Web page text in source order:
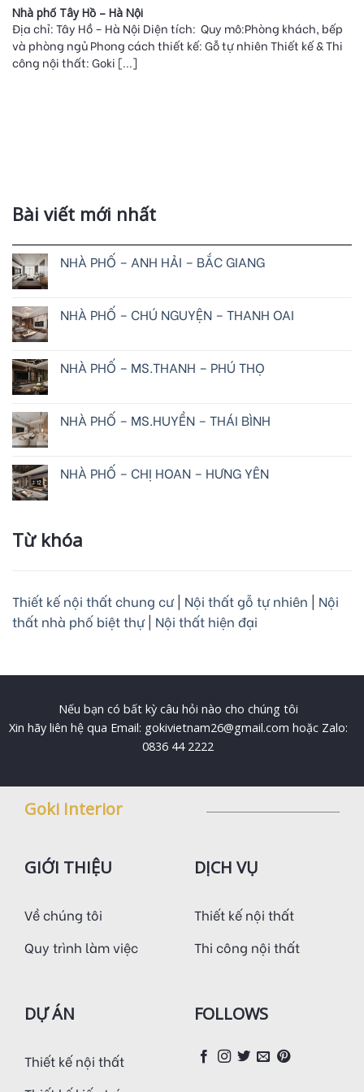
Nhà phố Tây Hồ – Hà Nội
Địa chỉ: Tây Hồ – Hà Nội Diện tích: Quy mô:Phòng khách, bếp
và phòng ngủ Phong cách thiết kế: Gỗ tự nhiên Thiết kế & Thi
công nội thất: Goki [...]
Bài viết mới nhất
NHÀ PHỐ – ANH HẢI – BẮC GIANG
NHÀ PHỐ – CHÚ NGUYỆN – THANH OAI
NHÀ PHỐ – MS.THANH – PHÚ THỌ
NHÀ PHỐ – MS.HUYỀN – THÁI BÌNH
NHÀ PHỐ – CHỊ HOAN – HƯNG YÊN
Từ khóa
Thiết kế nội thất chung cư| Nội thất gỗ tự nhiên | Nội
thất nhà phố biệt thự| Nội thất hiện đại
Nếu bạn có bất kỳ câu hỏi nào cho chúng tôi
Xin hãy liên hệ qua Email: gokivietnam26@gmail.com hoặc Zalo:
0836 44 2222
Goki Interior
GIỚI THIỆU
Về chúng tôi
Quy trình làm việc
DỊCH VỤ
Thiết kế nội thất
Thi công nội thất
DỰ ÁN
Thiết kế nội thất
FOLLOWS